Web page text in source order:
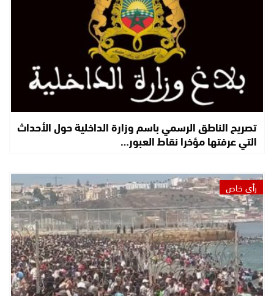
تصريح الناطق الرسمي باسم وزارة الداخلية حول الأحداث
التي عرفتها مؤخرا نقاط العبور…
رأي خاص